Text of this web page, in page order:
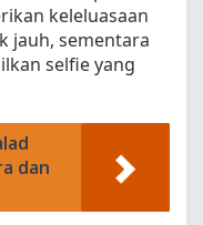
keleluasaan
jauh, sementara
selfie yang
dan